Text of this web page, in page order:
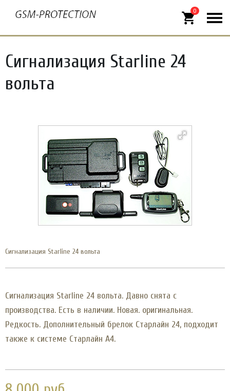
shopping_cart
0
Сигнализация Starline 24
вольта
Сигнализация Starline 24 вольта
Сигнализация Starline 24 вольта. Давно снята с
производства. Есть в наличии. Новая. оригинальная.
Редкость. Дополнительный брелок Старлайн 24, подходит
также к системе Старлайн А4.